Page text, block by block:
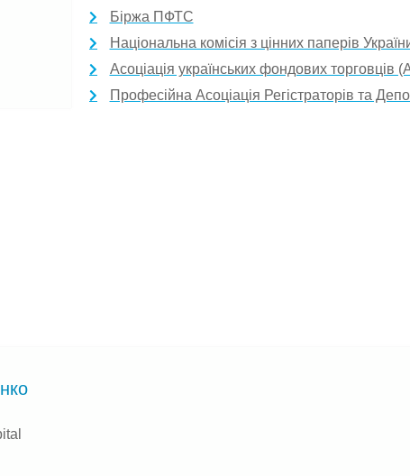
Біржа ПФТС
Національна комісія з цінних паперів
Асоціація українських фондових торговців
Професійна Асоціація Регістраторів та